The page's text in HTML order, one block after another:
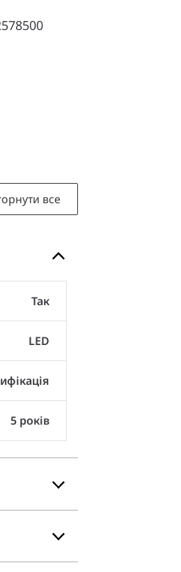
все
Так
LED
5 років